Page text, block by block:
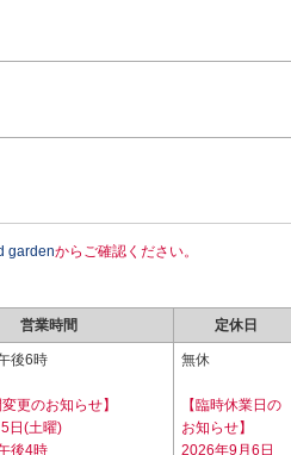
gardenからご確認ください。
営業時間 定休日
後6時
変更のお知らせ】
日(土曜)
後4時
無休
【臨時休業日の
お知らせ】
2026年9月6日